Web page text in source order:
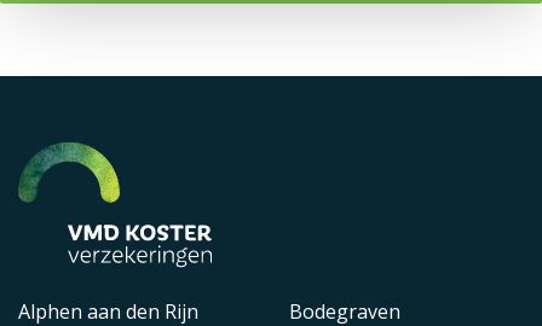
Alphen aan den Rijn
Bodegraven